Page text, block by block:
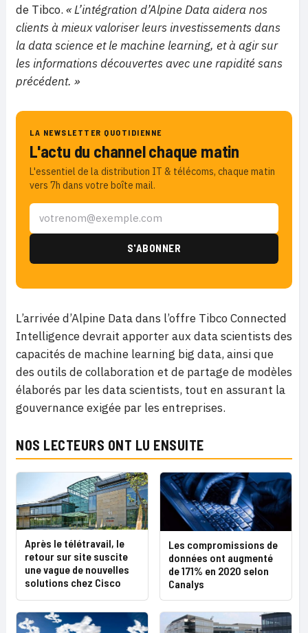
de Tibco. « L’intégration d’Alpine Data aidera nos
clients à mieux valoriser leurs investissements dans
la data science et le machine learning, et à agir sur
les informations découvertes avec une rapidité sans
précédent. »
LA NEWSLETTER QUOTIDIENNE
L'actu du channel chaque matin
L'essentiel de la distribution IT & télécoms, chaque matin
vers 7h dans votre boîte mail.
L’arrivée d’Alpine Data dans l’offre Tibco Connected
Intelligence devrait apporter aux data scientists des
capacités de machine learning big data, ainsi que
des outils de collaboration et de partage de modèles
élaborés par les data scientists, tout en assurant la
gouvernance exigée par les entreprises.
NOS LECTEURS ONT LU ENSUITE
Après le télétravail, le
retour sur site suscite
une vague de nouvelles
solutions chez Cisco
Les compromissions de
données ont augmenté
de 171% en 2020 selon
Canalys